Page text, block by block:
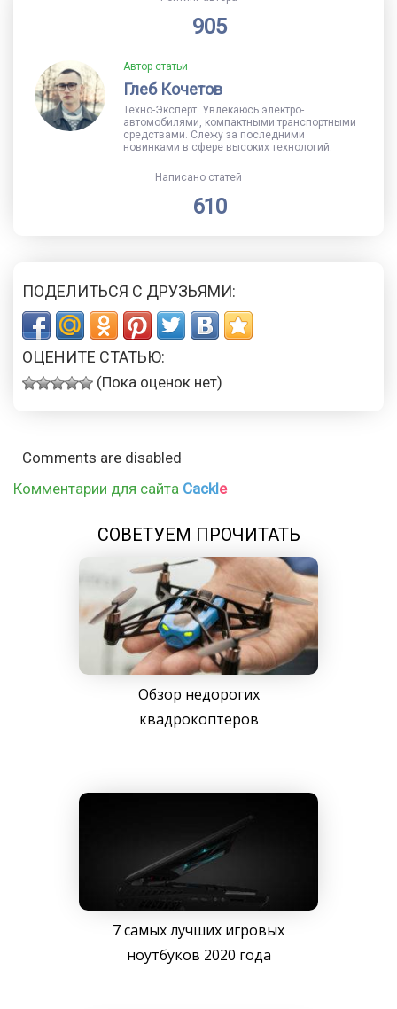
905
Автор статьи
Глеб Кочетов
Техно-Эксперт. Увлекаюсь электро-
автомобилями, компактными транспортными
средствами. Слежу за последними
новинками в сфере высоких технологий.
Написано статей
610
ПОДЕЛИТЬСЯ С ДРУЗЬЯМИ:
ОЦЕНИТЕ СТАТЬЮ:
(Пока оценок нет)
Comments are disabled
Комментарии для сайта Cackle
СОВЕТУЕМ ПРОЧИТАТЬ
Обзор недорогих
квадрокоптеров
7 самых лучших игровых
ноутбуков 2020 года